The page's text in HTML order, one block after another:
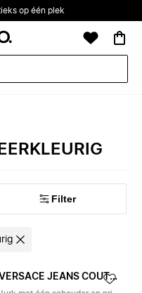
op één plek
Filter
VERSACE JEANS COUTURE